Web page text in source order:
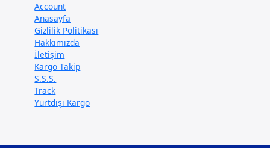
Account
Anasayfa
Gizlilik Politikası
Hakkımızda
İletişim
Kargo Takip
S.S.S.
Track
Yurtdışı Kargo